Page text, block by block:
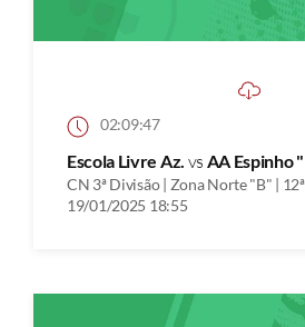
02:09:47
Escola Livre Az. vs AA Espinho
CN 3ª Divisão | Zona Norte "B" |
19/01/2025 18:55